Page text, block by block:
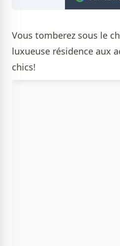
Vous tomberez sous le
luxueuse résidence aux
chics!